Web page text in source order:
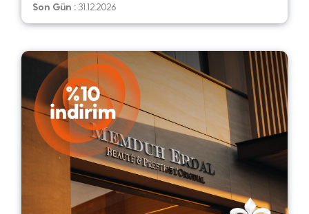
Son Gün : 31.12.2026